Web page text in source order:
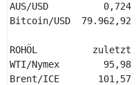
AUS/USD
Bitcoin/USD
ROHÖL          zuletzt
WTI/Nymex
Brent/ICE